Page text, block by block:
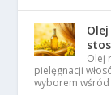
Olej
pielęgnacji
wyborem